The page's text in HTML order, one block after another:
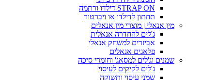
STRAP ON דילדו ורתמה
תחתון לדילדו או ויברטור
מין אנאלי | מוצרי מין אנאלים
ג'לים להחדרה אנאלית
אביזרים למשחק אנאלי
פלאגים אנאלים
שמנים וג'לים למסאג' וחומרי סיכה
ג'לים לקיקים לעיסוי
שמני עיסוי ותשוקה